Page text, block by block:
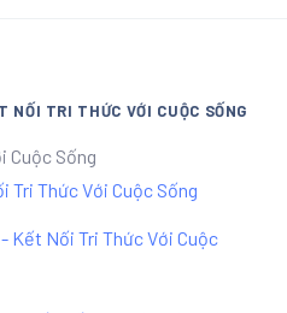
TRI THỨC VỚI CUỘC SỐNG
Cuộc Sống
Tri Thức Với Cuộc Sống
Kết Nối Tri Thức Với Cuộc